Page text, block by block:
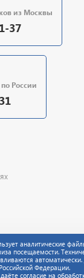
из Москвы
37
России
аналитические
посещаемости.
Федерации.
согласие на